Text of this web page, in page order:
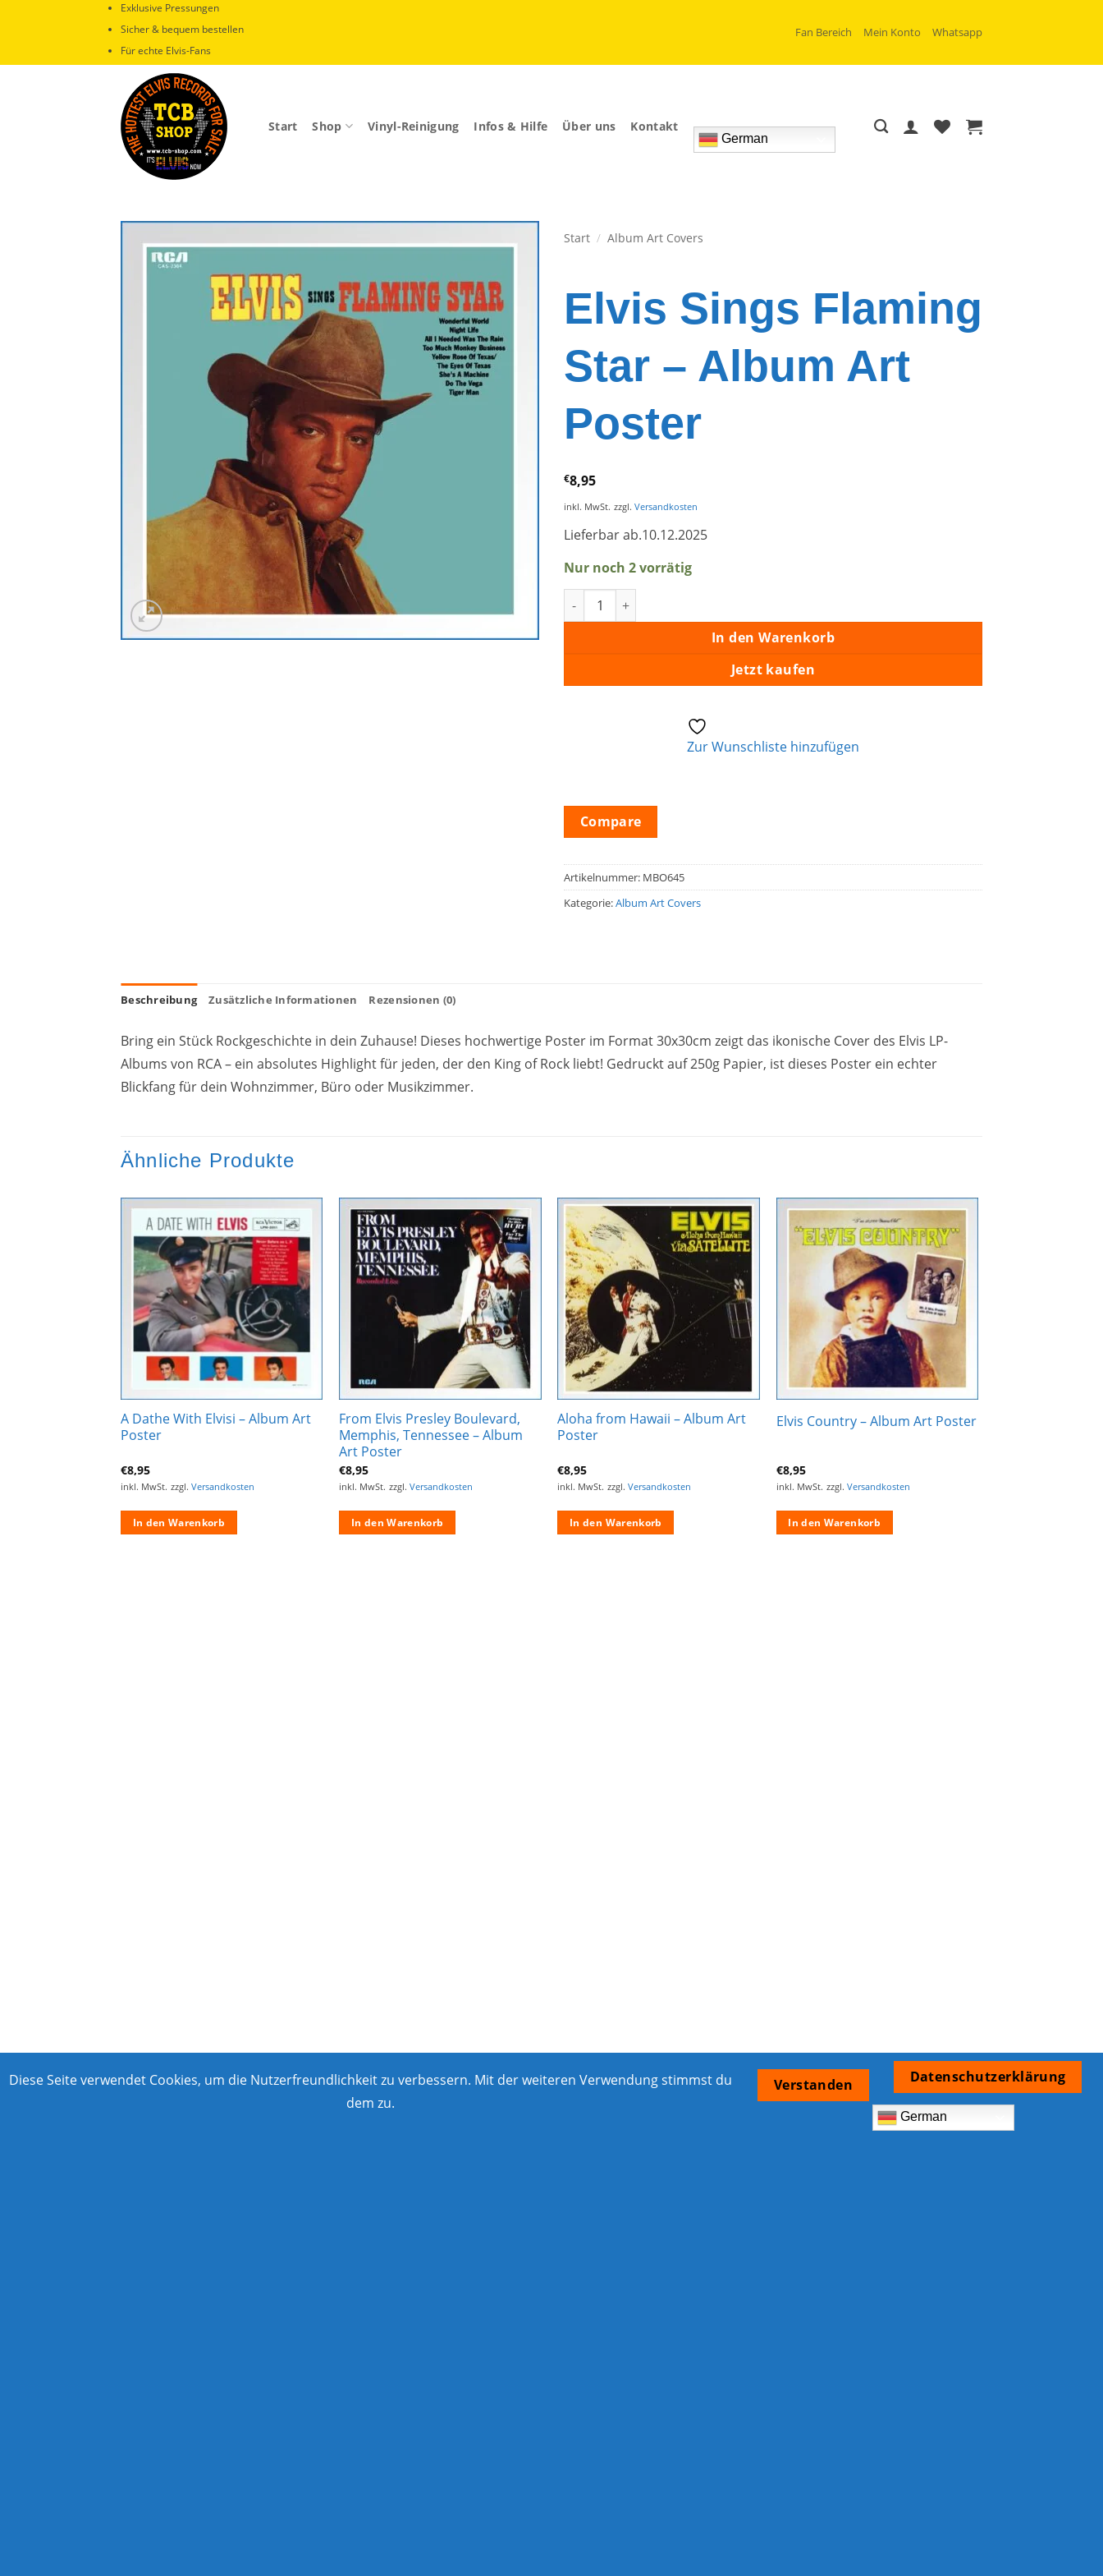
Exklusive Pressungen
Sicher & bequem bestellen
Für echte Elvis-Fans
Fan Bereich Mein Konto Whatsapp
Start Shop Vinyl-Reinigung Infos & Hilfe Über uns Kontakt
German
Zur
Wunschliste
hinzufügen
Start / Album Art Covers
Elvis Sings Flaming
Star – Album Art
Poster
€8,95
inkl. MwSt. zzgl. Versandkosten
Lieferbar ab.10.12.2025
Nur noch 2 vorrätig
Elvis Sings Flaming Star – Album Art Poster Menge
In den Warenkorb
Jetzt kaufen
Zur Wunschliste hinzufügen
Compare
Artikelnummer: MBO645
Kategorie:Album Art Covers
Beschreibung Zusätzliche Informationen Rezensionen (0)
Bring ein Stück Rockgeschichte in dein Zuhause! Dieses hochwertige Poster im Format 30x30cm zeigt das ikonische Cover des Elvis LP-
Albums von RCA – ein absolutes Highlight für jeden, der den King of Rock liebt! Gedruckt auf 250g Papier, ist dieses Poster ein echter
Blickfang für dein Wohnzimmer, Büro oder Musikzimmer.
Ähnliche Produkte
Zur
Wunschliste
hinzufügen
A Dathe With Elvisi – Album Art
Poster
€8,95
inkl. MwSt. zzgl. Versandkosten
In den Warenkorb
Zur
Wunschliste
hinzufügen
From Elvis Presley Boulevard,
Memphis, Tennessee – Album
Art Poster
€8,95
inkl. MwSt. zzgl.Versandkosten
In den Warenkorb
Zur
Wunschliste
Aloha from Hawaii – Album Art
Poster
€8,95
inkl. MwSt. zzgl.Versandkosten
In den Warenkorb
Zur
Wunschliste
hinzufügen
Elvis Country – Album Art Poster
€8,95
inkl. MwSt. zzgl. Versandkosten
In den Warenkorb
Diese Seite verwendet Cookies, um die Nutzerfreundlichkeit zu verbessern. Mit der weiteren Verwendung stimmst du
dem zu.
Verstanden Datenschutzerklärung
German